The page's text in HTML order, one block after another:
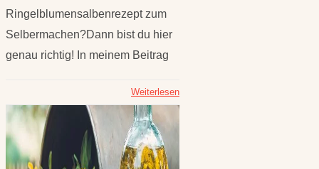
Ringelblumensalbenrezept zum
Selbermachen?Dann bist du hier
genau richtig! In meinem Beitrag
Weiterlesen